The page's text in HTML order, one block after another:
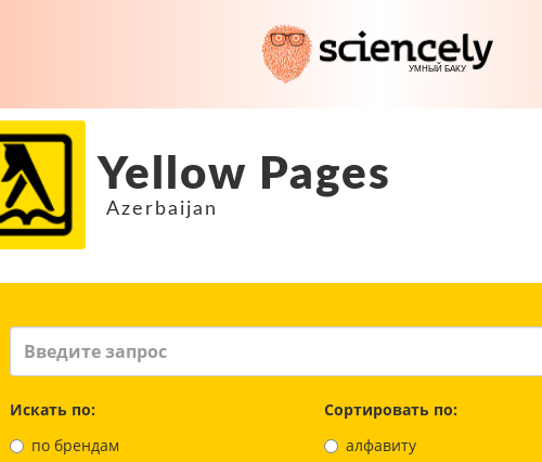
Yellow Pages
Azerbaijan
Искать по:
по брендам
Сортировать по:
алфавиту